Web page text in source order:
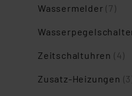
Wassermelder(7)
Zeitschaltuhren (4)
Zusatz-Heizungen